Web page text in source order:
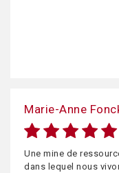
Marie-Anne
Une mine de
dans lequel nous